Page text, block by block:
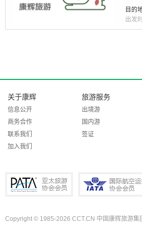
目的
出发
关于康辉
信息公开
商务合作
联系我们
加入我们
旅游服务
出境游
国内游
签证
Copyright © 1985-2026 CCT.CN 中国康辉旅游